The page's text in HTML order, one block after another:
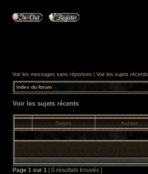
Voir les messages sans réponses | Voir les sujets récents
Index du forum
Voir les sujets récents
Sujets Auteur
Page 1 sur 1 [ 0 résultats trouvés ]